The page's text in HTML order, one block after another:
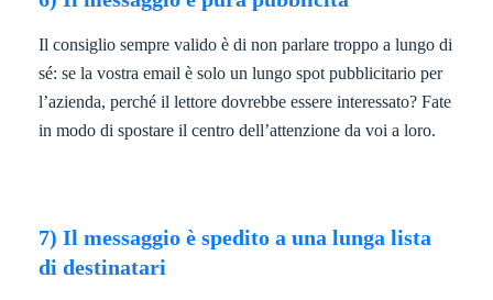
Il consiglio sempre valido è di non parlare troppo a lungo di
sé: se la vostra email è solo un lungo spot pubblicitario per
l’azienda, perché il lettore dovrebbe essere interessato? Fate
in modo di spostare il centro dell’attenzione da voi a loro.
7) Il messaggio è spedito a una lunga lista
di destinatari